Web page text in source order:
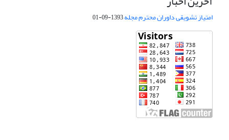
امتیاز تشویقی داوران محترم مجله1393-09-01